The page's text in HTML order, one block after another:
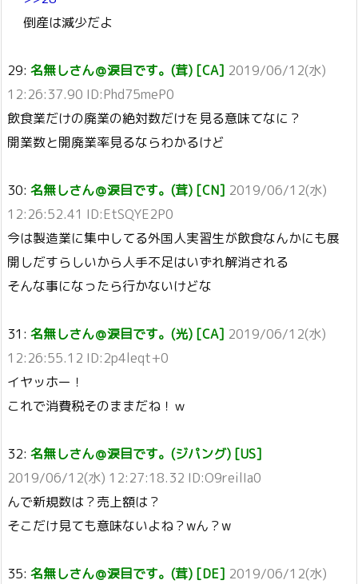
倒産は減少だよ
29: 名無しさん＠涙目です。(茸) [CA] 2019/06/12(水)
12:26:37.90 ID:Phd75meP0
飲食業だけの廃業の絶対数だけを見る意味てなに？
開業数と開廃業率見るならわかるけど
30: 名無しさん＠涙目です。(茸) [CN] 2019/06/12(水)
12:26:52.41 ID:EtSQYE2P0
今は製造業に集中してる外国人実習生が飲食なんかにも展
開しだすらしいから人手不足はいずれ解消される
そんな事になったら行かないけどな
31: 名無しさん＠涙目です。(光) [CA] 2019/06/12(水)
12:26:55.12 ID:2p4leqt+0
イヤッホー！
これで消費税そのままだね！ｗ
32: 名無しさん＠涙目です。(ジパング) [US]
2019/06/12(水) 12:27:18.32 ID:O9reilIa0
んで新規数は？売上額は？
そこだけ見ても意味ないよね？wん？w
35: 名無しさん＠涙目です。(茸) [DE] 2019/06/12(水)